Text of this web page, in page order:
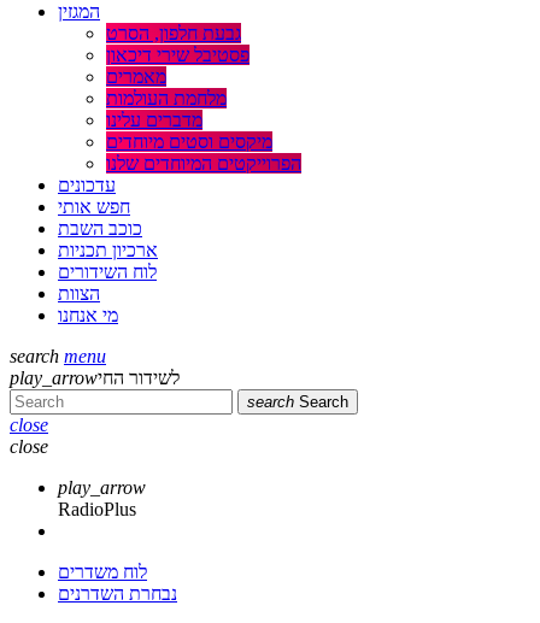
המגזין
גבעת חלפון, הסרט
פסטיבל שירי דיכאון
מאמרים
מלחמת העולמות
מדברים עלינו
מיקסים וסטים מיוחדים
הפרוייקטים המיוחדים שלנו
עדכונים
חפש אותי
כוכב השבת
ארכיון תכניות
לוח השידורים
הצוות
מי אנחנו
search menu
play_arrowלשידור החי
search Search
close
close
play_arrow
RadioPlus
לוח משדרים
נבחרת השדרנים